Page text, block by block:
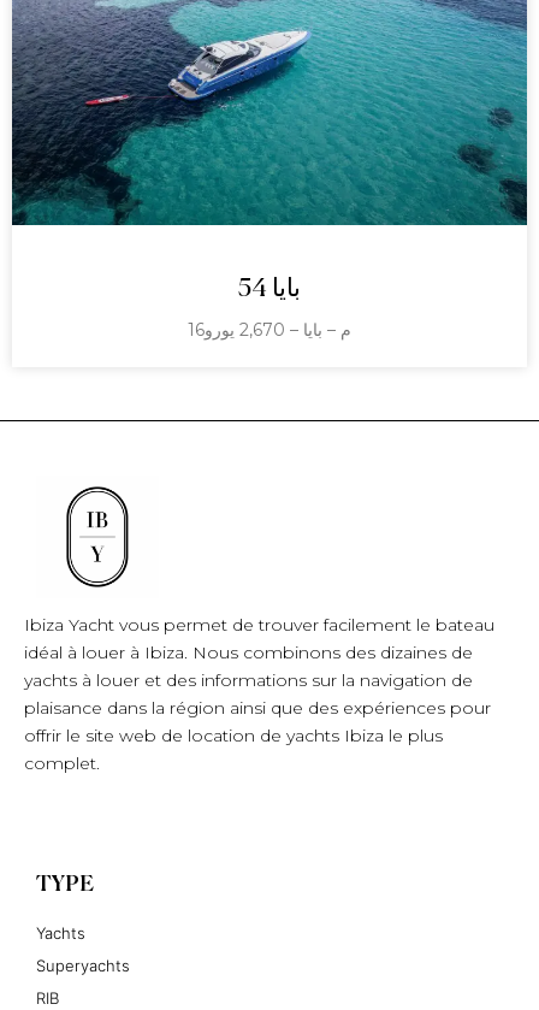
بايا 54
16م – بايا – 2,670 يورو
Ibiza Yacht vous permet de trouver facilement le bateau
idéal à louer à Ibiza. Nous combinons des dizaines de
yachts à louer et des informations sur la navigation de
plaisance dans la région ainsi que des expériences pour
offrir le site web de location de yachts Ibiza le plus
complet.
TYPE
Yachts
Superyachts
RIB